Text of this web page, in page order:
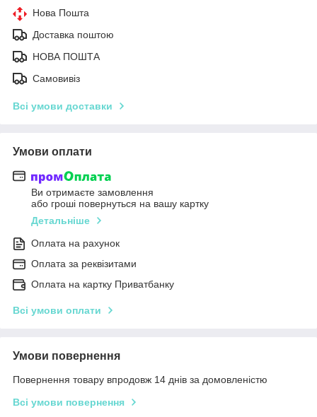
Нова Пошта
Доставка поштою
НОВА ПОШТА
Самовивіз
Всі умови доставки
Умови оплати
Ви отримаєте замовлення
або гроші повернуться на вашу картку
Детальніше
Оплата на рахунок
Оплата за реквізитами
Оплата на картку Приватбанку
Всі умови оплати
Умови повернення
Повернення товару впродовж 14 днів за домовленістю
Всі умови повернення